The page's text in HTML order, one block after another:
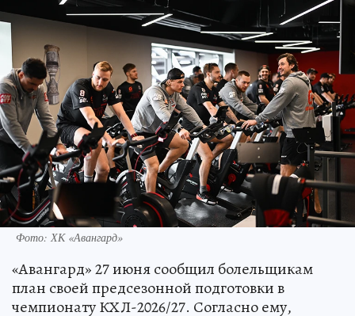
Фото: ХК «Авангард»
«Авангард» 27 июня сообщил болельщикам
план своей предсезонной подготовки в
чемпионату КХЛ-2026/27. Согласно ему,